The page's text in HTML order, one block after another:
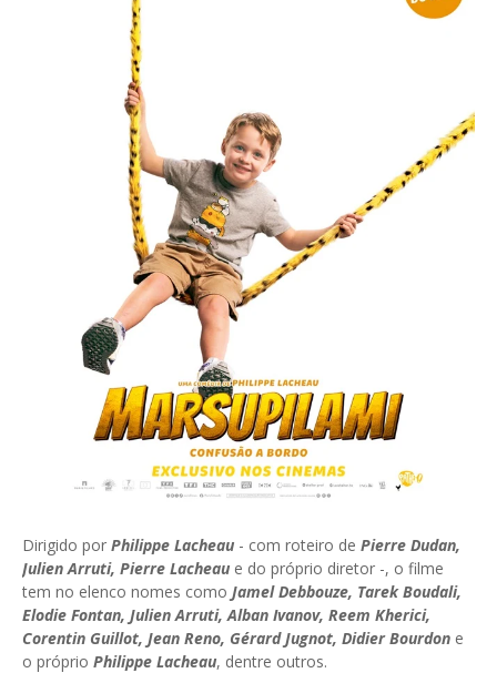
Dirigido por Philippe Lacheau - com roteiro de Pierre Dudan,
Julien Arruti, Pierre Lacheau e do próprio diretor -, o filme
tem no elenco nomes como Jamel Debbouze, Tarek Boudali,
Elodie Fontan, Julien Arruti, Alban Ivanov, Reem Kherici,
Corentin Guillot, Jean Reno, Gérard Jugnot, Didier Bourdon e
o próprio Philippe Lacheau, dentre outros.